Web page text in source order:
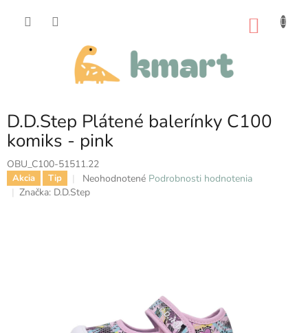
D.D.Step Plátené balerínky C100
komiks - pink
OBU_C100-51511.22
Akcia Tip
Priemerné
hodnotenie
Neohodnotené Podrobnosti hodnotenia
Značka: D.D.Step